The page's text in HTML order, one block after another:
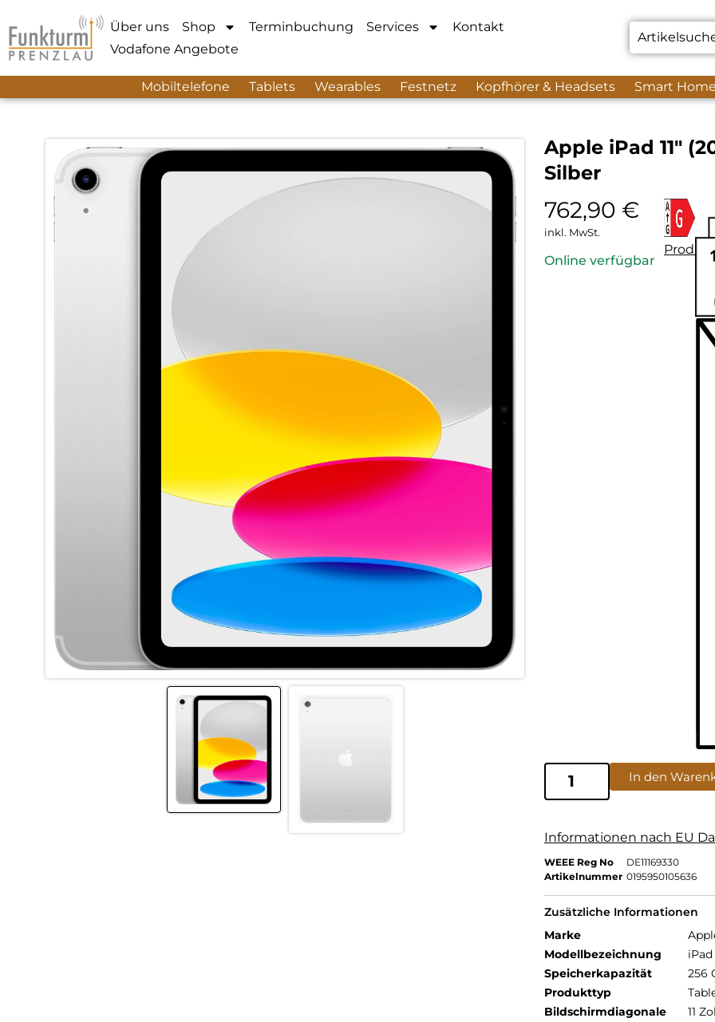
Über uns Shop Terminbuchung Services
Kontakt
Vodafone Angebote
Mobiltelefone Tablets Wearables Festnetz Kopfhörer & Headsets Smart Home
Apple iPad 11″
Silber
762,90 €
inkl. MwSt.
Online verfügbar
In den
Informationen nach EU
WEEE Reg No
DE11169330
Artikelnummer 0195950105636
Zusätzliche Informationen
Marke
Modellbezeichnung
iPad
Speicherkapazität
256
Produkttyp
Bildschirmdiagonale
11